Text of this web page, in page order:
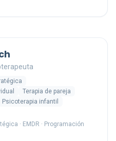
Terapia de pareja
Psicoterapia infantil
· EMDR · Programación